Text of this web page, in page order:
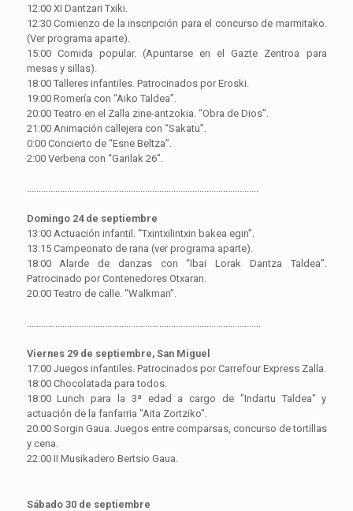
12:00 XI Dantzari Txiki.
12:30 Comienzo de la inscripción para el concurso de marmitako.
(Ver programa aparte).
15:00 Comida popular. (Apuntarse en el Gazte Zentroa para
mesas y sillas).
18:00 Talleres infantiles. Patrocinados por Eroski.
19:00 Romería con “Aiko Taldea”.
20:00 Teatro en el Zalla zine-antzokia. “Obra de Dios”.
21:00 Animación callejera con “Sakatu”.
0:00 Concierto de “Esne Beltza”.
2:00 Verbena con “Garilak 26”.
..................................................................................................
Domingo 24 de septiembre
13:00 Actuación infantil. “Txintxilintxin bakea egin”.
13:15 Campeonato de rana (ver programa aparte).
18:00 Alarde de danzas con “Ibai Lorak Dantza Taldea”.
Patrocinado por Contenedores Otxaran.
20:00 Teatro de calle. “Walkman”.
...................................................................................................
Viernes 29 de septiembre, San Miguel
17:00 Juegos infantiles. Patrocinados por Carrefour Express Zalla.
18:00 Chocolatada para todos.
18:00 Lunch para la 3ª edad a cargo de "Indartu Taldea" y
actuación de la fanfarria "Aita Zortziko".
20:00 Sorgin Gaua. Juegos entre comparsas, concurso de tortillas
y cena.
22:00 II Musikadero Bertsio Gaua.
Sábado 30 de septiembre